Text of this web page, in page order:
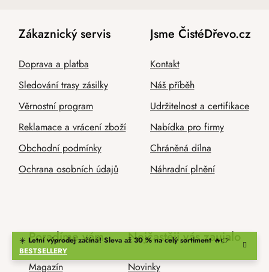
☀️ Letní výprodej začíná! Sleva až 30 % na celý sortiment🔥👉
BESTSELLERY
Zákaznický servis
Doprava a platba
Sledování trasy zásilky
Věrnostní program
Reklamace a vrácení zboží
Obchodní podmínky
Ochrana osobních údajů
Jsme ČistéDřevo.cz
Kontakt
Náš příběh
Udržitelnost a certifikace
Nabídka pro firmy
Chráněná dílna
Náhradní plnění
Poradíme vám
Magazín
Nejčastěji vás zaujalo
Novinky